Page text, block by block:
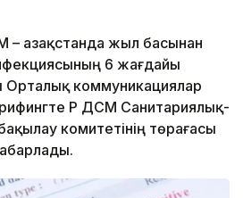
– Қазақстанда жыл басынан
6 жағдайы
Орталық коммуникациялар
ҚР ДСМ Санитариялық-
комитетінің төрағасы